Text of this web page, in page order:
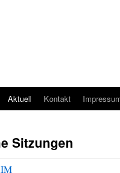
Aktuell Kontakt
Sitzungen